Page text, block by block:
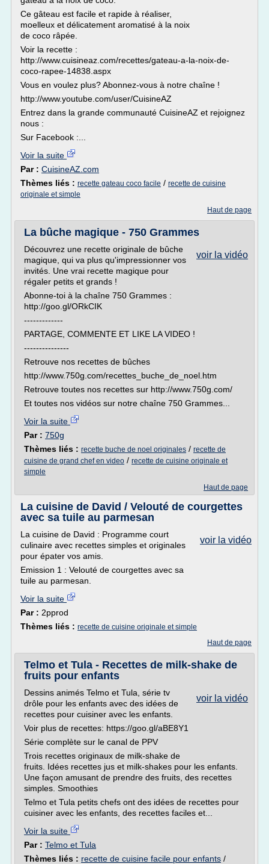
Ce gâteau est facile et rapide à réaliser,
moelleux et délicatement aromatisé à la noix
de coco râpée.
Voir la recette :
http://www.cuisineaz.com/recettes/gateau-a-la-noix-de-
coco-rapee-14838.aspx
Vous en voulez plus? Abonnez-vous à notre chaîne !
http://www.youtube.com/user/CuisineAZ
Entrez dans la grande communauté CuisineAZ et rejoignez
nous :
Sur Facebook :...
Voir la suite
Par : CuisineAZ.com
Thèmes liés : recette gateau coco facile / recette de cuisine
originale et simple
Haut de page
La bûche magique - 750 Grammes
voir la vidéo
Découvrez une recette originale de bûche
magique, qui va plus qu'impressionner vos
invités. Une vrai recette magique pour
régaler petits et grands !
Abonne-toi à la chaîne 750 Grammes :
http://goo.gl/ORkCIK
-------------
PARTAGE, COMMENTE ET LIKE LA VIDEO !
---------------
Retrouve nos recettes de bûches
http://www.750g.com/recettes_buche_de_noel.htm
Retrouve toutes nos recettes sur http://www.750g.com/
Et toutes nos vidéos sur notre chaîne 750 Grammes...
Voir la suite
Par : 750g
Thèmes liés : recette buche de noel originales / recette de
cuisine de grand chef en video / recette de cuisine originale et
simple
Haut de page
La cuisine de David / Velouté de courgettes
avec sa tuile au parmesan
voir la vidéo
La cuisine de David : Programme court
culinaire avec recettes simples et originales
pour épater vos amis.
Emission 1 : Velouté de courgettes avec sa
tuile au parmesan.
Voir la suite
Par : 2pprod
Thèmes liés : recette de cuisine originale et simple
Haut de page
Telmo et Tula - Recettes de milk-shake de
fruits pour enfants
voir la vidéo
Dessins animés Telmo et Tula, série tv
drôle pour les enfants avec des idées de
recettes pour cuisiner avec les enfants.
Voir plus de recettes: https://goo.gl/aBE8Y1
Série complète sur le canal de PPV
Trois recettes originaux de milk-shake de
fruits. Idées recettes jus et milk-shakes pour les enfants.
Une façon amusant de prendre des fruits, des recettes
simples. Smoothies
Telmo et Tula petits chefs ont des idées de recettes pour
cuisiner avec les enfants, des recettes faciles et...
Voir la suite
Par : Telmo et Tula
Thèmes liés : recette de cuisine facile pour enfants /